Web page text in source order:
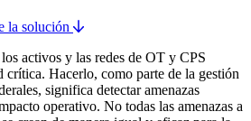
la solución
activos y las redes de OT y CPS
crítica. Hacerlo, como parte de la gestión
significa detectar amenazas
operativo. No todas las amenazas a